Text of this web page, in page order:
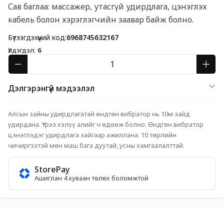
Сав баглаа: массажер, утасгүй удирдлага, цэнэглэх
кабель болон хэрэглэгчийн заавар байж болно.
Бүтээгдэхүүний код:6968745632167
Үлдэгдэл: 6
Дэлгэрэнгүй мэдээлэл
Алсын зайны удирдлагатай өндгөн вибратор нь 10м зайд
удирдана. Үтрээ хэлүү алийг ч өдөөж болно. Өндгөн вибратор
цэнэглэдэг удирдлага зайгаар ажиллана. 10 төрлийн
чичиргээтэй мөн маш бага дуутай, усны хамгаалалттай.
StorePay
Ашиглан 4 хуваан төлөх боломжтой